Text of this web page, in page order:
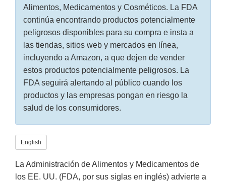
Alimentos, Medicamentos y Cosméticos. La FDA
continúa encontrando productos potencialmente
peligrosos disponibles para su compra e insta a
las tiendas, sitios web y mercados en línea,
incluyendo a Amazon, a que dejen de vender
estos productos potencialmente peligrosos. La
FDA seguirá alertando al público cuando los
productos y las empresas pongan en riesgo la
salud de los consumidores.
English
La Administración de Alimentos y Medicamentos de
los EE. UU. (FDA, por sus siglas en inglés) advierte a